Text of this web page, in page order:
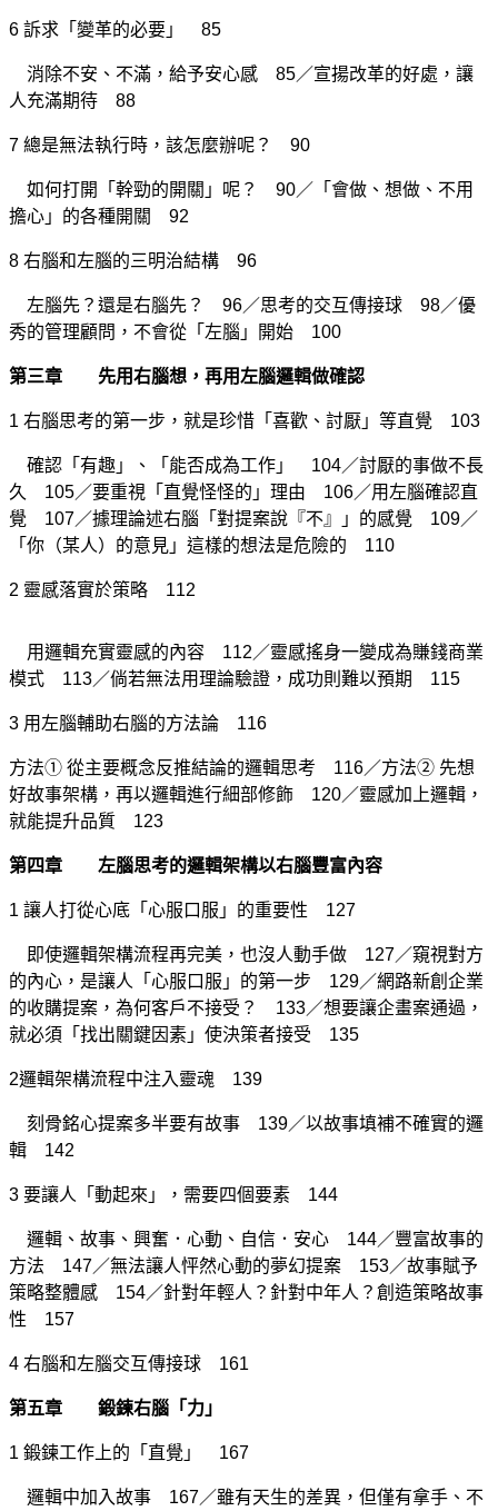
6 訴求「變革的必要」 85
消除不安、不滿，給予安心感 85／宣揚改革的好處，讓
人充滿期待 88
7 總是無法執行時，該怎麼辦呢？ 90
如何打開「幹勁的開關」呢？ 90／「會做、想做、不用
擔心」的各種開關 92
8 右腦和左腦的三明治結構 96
左腦先？還是右腦先？ 96／思考的交互傳接球 98／優
秀的管理顧問，不會從「左腦」開始 100
第三章 先用右腦想，再用左腦邏輯做確認
1 右腦思考的第一步，就是珍惜「喜歡、討厭」等直覺 103
確認「有趣」、「能否成為工作」 104／討厭的事做不長
久 105／要重視「直覺怪怪的」理由 106／用左腦確認直
覺 107／據理論述右腦「對提案說『不』」的感覺 109／
「你（某人）的意見」這樣的想法是危險的 110
2 靈感落實於策略 112
用邏輯充實靈感的內容 112／靈感搖身一變成為賺錢商業
模式 113／倘若無法用理論驗證，成功則難以預期 115
3 用左腦輔助右腦的方法論 116
方法① 從主要概念反推結論的邏輯思考 116／方法② 先想
好故事架構，再以邏輯進行細部修飾 120／靈感加上邏輯，
就能提升品質 123
第四章 左腦思考的邏輯架構以右腦豐富內容
1 讓人打從心底「心服口服」的重要性 127
即使邏輯架構流程再完美，也沒人動手做 127／窺視對方
的內心，是讓人「心服口服」的第一步 129／網路新創企業
的收購提案，為何客戶不接受？ 133／想要讓企畫案通過，
就必須「找出關鍵因素」使決策者接受 135
2邏輯架構流程中注入靈魂 139
刻骨銘心提案多半要有故事 139／以故事填補不確實的邏
輯 142
3 要讓人「動起來」，需要四個要素 144
邏輯、故事、興奮．心動、自信．安心 144／豐富故事的
方法 147／無法讓人怦然心動的夢幻提案 153／故事賦予
策略整體感 154／針對年輕人？針對中年人？創造策略故事
性 157
4 右腦和左腦交互傳接球 161
第五章 鍛鍊右腦「力」
1 鍛鍊工作上的「直覺」 167
邏輯中加入故事 167／雖有天生的差異，但僅有拿手、不